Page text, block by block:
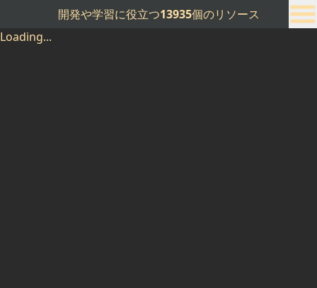
開発や学習に役立つ13935個のリソース
Loading...